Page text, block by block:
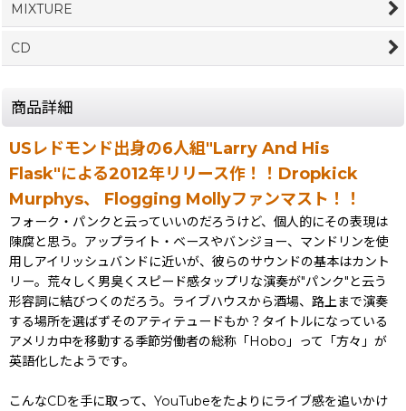
MIXTURE
CD
商品詳細
USレドモンド出身の6人組"Larry And His
Flask"による2012年リリース作！！Dropkick
Murphys、 Flogging Mollyファンマスト！！
フォーク・パンクと云っていいのだろうけど、個人的にその表現は
陳腐と思う。アップライト・ベースやバンジョー、マンドリンを使
用しアイリッシュバンドに近いが、彼らのサウンドの基本はカント
リー。荒々しく男臭くスピード感タップリな演奏が"パンク"と云う
形容詞に結びつくのだろう。ライブハウスから酒場、路上まで演奏
する場所を選ばずそのアティテュードもか？タイトルになっている
アメリカ中を移動する季節労働者の総称「Hobo」って「方々」が
英語化したようです。
こんなCDを手に取って、YouTubeをたよりにライブ感を追いかけ